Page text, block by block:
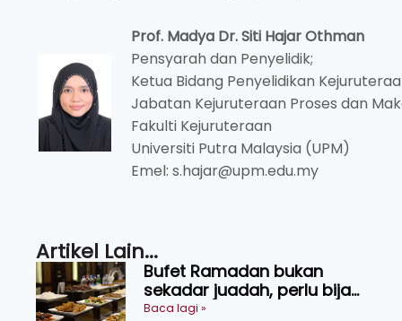
Prof. Madya Dr. Siti Hajar Othman
Pensyarah dan Penyelidik;
Ketua Bidang Penyelidikan
Jabatan Kejuruteraan Proses dan
Fakulti Kejuruteraan
Universiti Putra Malaysia (UPM)
Emel: s.hajar@upm.edu.my
Artikel Lain...
Bufet Ramadan bukan
sekadar juadah, perlu bijak
memilih dan selamat
Baca lagi »